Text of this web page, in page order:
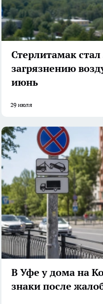
Стерлитамак
загрязнению
июнь
29 июля
В Уфе у дома на
знаки после